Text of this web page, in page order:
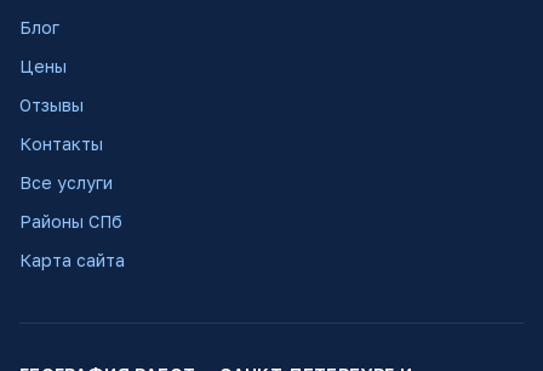
Блог
Цены
Отзывы
Контакты
Все услуги
Районы СПб
Карта сайта